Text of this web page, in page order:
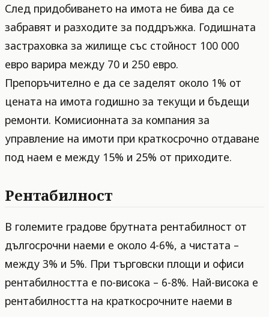
След придобиването на имота не бива да се
забравят и разходите за поддръжка. Годишната
застраховка за жилище със стойност 100 000
евро варира между 70 и 250 евро.
Препоръчително е да се заделят около 1% от
цената на имота годишно за текущи и бъдещи
ремонти. Комисионната за компания за
управление на имоти при краткосрочно отдаване
под наем е между 15% и 25% от приходите.
Рентабилност
В големите градове брутната рентабилност от
дългосрочни наеми е около 4-6%, а чистата –
между 3% и 5%. При търговски площи и офиси
рентабилността е по-висока – 6-8%. Най-висока е
рентабилността на краткосрочните наеми в